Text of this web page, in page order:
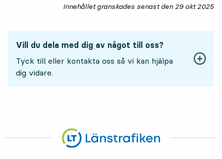
Innehållet granskades senast den 29 okt 2025
Vill du dela med dig av något till oss?
Tyck till eller kontakta oss så vi kan hjälpa
dig vidare.